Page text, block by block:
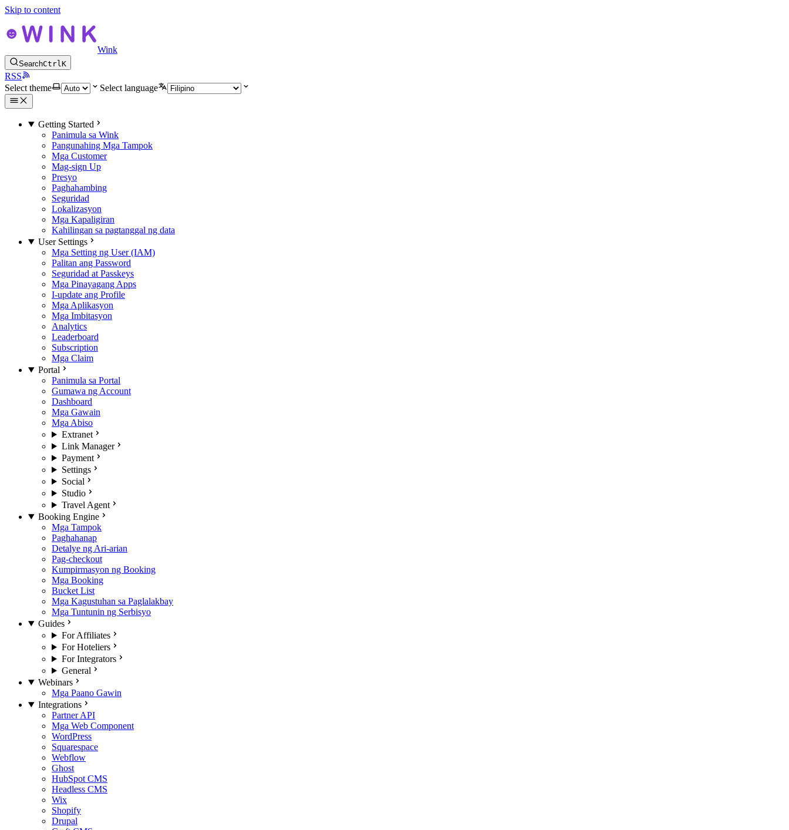
Skip to content
Wink
SearchCtrlK
RSS
Select theme
Select language
Getting Started
Panimula sa Wink
Pangunahing Mga Tampok
Mga Customer
Mag-sign Up
Presyo
Paghahambing
Seguridad
Lokalizasyon
Mga Kapaligiran
Kahilingan sa pagtanggal ng data
User Settings
Mga Setting ng User (IAM)
Palitan ang Password
Seguridad at Passkeys
Mga Pinayagang Apps
I-update ang Profile
Mga Aplikasyon
Mga Imbitasyon
Analytics
Leaderboard
Subscription
Mga Claim
Portal
Panimula sa Portal
Gumawa ng Account
Dashboard
Mga Gawain
Mga Abiso
Extranet
Link Manager
Payment
Settings
Social
Studio
Travel Agent
Booking Engine
Mga Tampok
Paghahanap
Detalye ng Ari-arian
Pag-checkout
Kumpirmasyon ng Booking
Mga Booking
Bucket List
Mga Kagustuhan sa Paglalakbay
Mga Tuntunin ng Serbisyo
Guides
For Affiliates
For Hoteliers
For Integrators
General
Webinars
Mga Paano Gawin
Integrations
Partner API
Mga Web Component
WordPress
Squarespace
Webflow
Ghost
HubSpot CMS
Headless CMS
Wix
Shopify
Drupal